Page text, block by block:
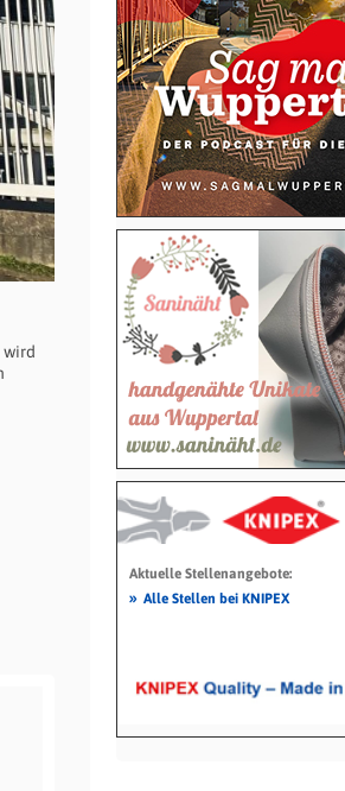
wird
Aktuelle Stellenangebote:
» Alle Stellen bei KNIPEX